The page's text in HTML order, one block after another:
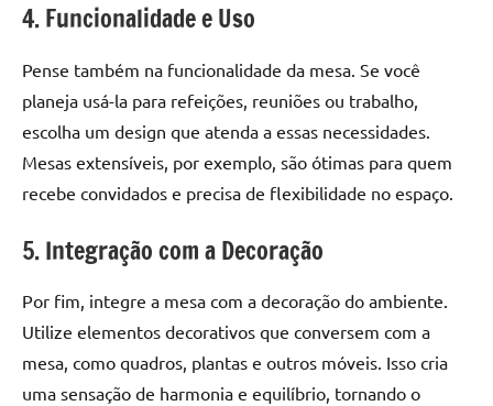
4. Funcionalidade e Uso
Pense também na funcionalidade da mesa. Se você
planeja usá-la para refeições, reuniões ou trabalho,
escolha um design que atenda a essas necessidades.
Mesas extensíveis, por exemplo, são ótimas para quem
recebe convidados e precisa de flexibilidade no espaço.
5. Integração com a Decoração
Por fim, integre a mesa com a decoração do ambiente.
Utilize elementos decorativos que conversem com a
mesa, como quadros, plantas e outros móveis. Isso cria
uma sensação de harmonia e equilíbrio, tornando o